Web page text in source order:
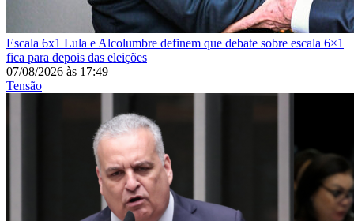
Escala 6x1 Lula e Alcolumbre definem que debate sobre escala 6×1
fica para depois das eleições
07/08/2026 às 17:49
Tensão